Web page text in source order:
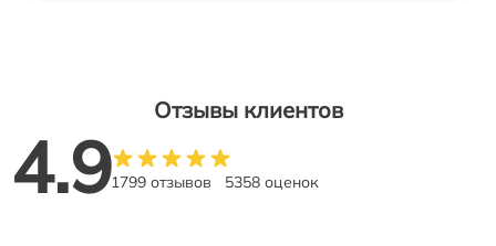
Отзывы клиентов
4.91799 отзывов 5358 оценок